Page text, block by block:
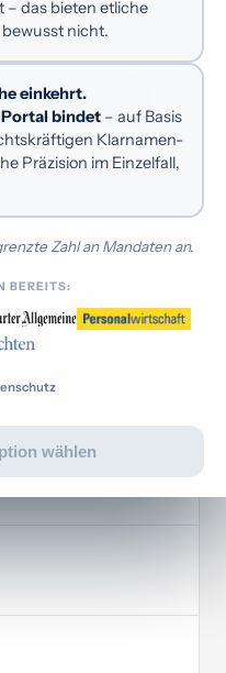
– das bieten etliche
nicht.
einkehrt.
Portal bindet – auf Basis
Klarnamen-
Präzision im Einzelfall,
Zahl an Mandaten an.
BEREITS:
wählen
anfragen